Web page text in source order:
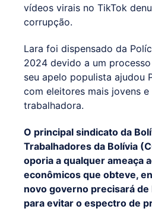
vídeos virais no TikTok
corrupção.
Lara foi dispensado da
2024 devido a um
seu apelo populista ajudou
com eleitores mais jovens e
trabalhadora.
O principal sindicato da
Trabalhadores da Bolívia
oporia a qualquer ameaça
econômicos que obteve,
novo governo precisará
para evitar o espectro de